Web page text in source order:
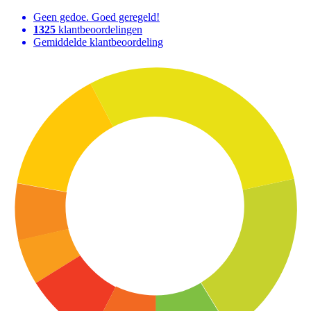
Geen gedoe. Goed geregeld!
1325 klantbeoordelingen
Gemiddelde klantbeoordeling